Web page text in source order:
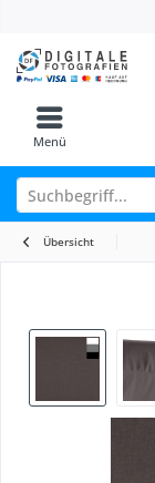
Menü
Übersicht